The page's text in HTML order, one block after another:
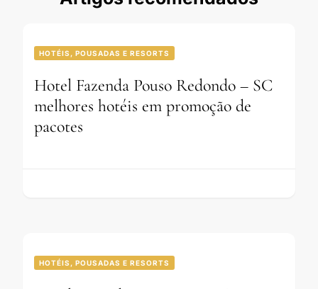
HOTÉIS, POUSADAS E RESORTS
Hotel Fazenda Pouso Redondo – SC
melhores hotéis em promoção de
pacotes
HOTÉIS, POUSADAS E RESORTS